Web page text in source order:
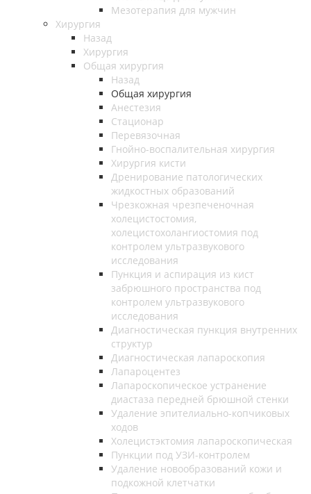
Мезотерапия для мужчин
Хирургия
Назад
Хирургия
Общая хирургия
Назад
Общая хирургия
Анестезия
Стационар
Перевязочная
Гнойно-воспалительная хирургия
Хирургия кисти
Дренирование патологических
жидкостных образований
Чрезкожная чрезпеченочная
холецистостомия,
холецистохолангиостомия под
контролем ультразвукового
исследования
Пункция и аспирация из кист
забрюшного пространства под
контролем ультразвукового
исследования
Диагностическая пункция внутренних
структур
Диагностическая лапароскопия
Лапароцентез
Лапароскопическое устранение
диастаза передней брюшной стенки
Удаление эпителиально-копчиковых
ходов
Холецистэктомия лапароскопическая
Пункции под УЗИ-контролем
Удаление новообразований кожи и
подкожной клетчатки